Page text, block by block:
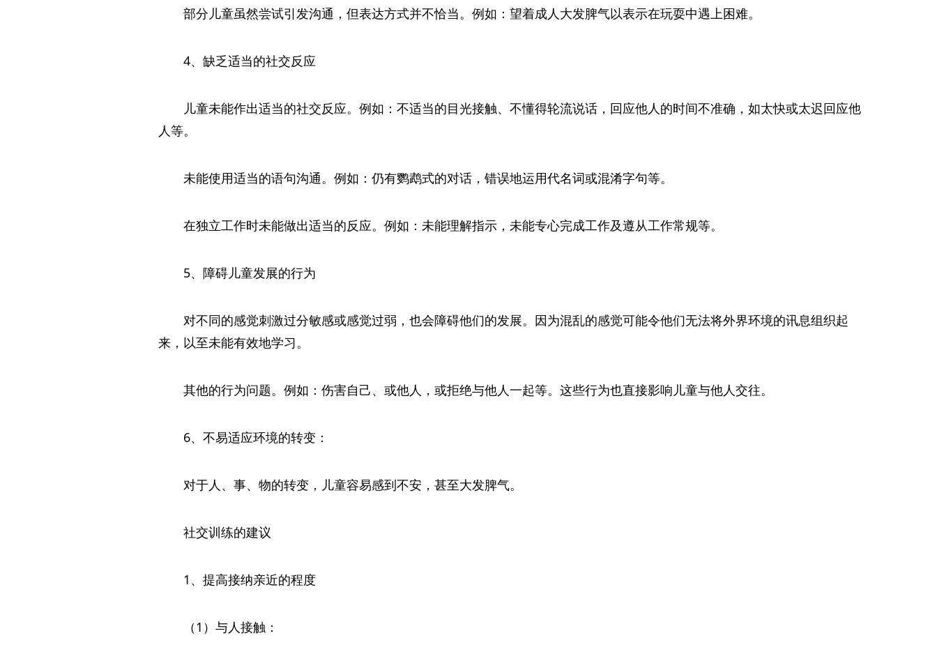
部分儿童虽然尝试引发沟通，但表达方式并不恰当。例如：望着成人大发脾气以表示在玩耍中遇上困难。
4、缺乏适当的社交反应
儿童未能作出适当的社交反应。例如：不适当的目光接触、不懂得轮流说话，回应他人的时间不准确，如太快或太迟回应他
人等。
未能使用适当的语句沟通。例如：仍有鹦鹉式的对话，错误地运用代名词或混淆字句等。
在独立工作时未能做出适当的反应。例如：未能理解指示，未能专心完成工作及遵从工作常规等。
5、障碍儿童发展的行为
对不同的感觉刺激过分敏感或感觉过弱，也会障碍他们的发展。因为混乱的感觉可能令他们无法将外界环境的讯息组织起
来，以至未能有效地学习。
其他的行为问题。例如：伤害自己、或他人，或拒绝与他人一起等。这些行为也直接影响儿童与他人交往。
6、不易适应环境的转变：
对于人、事、物的转变，儿童容易感到不安，甚至大发脾气。
社交训练的建议
1、提高接纳亲近的程度
（1）与人接触：